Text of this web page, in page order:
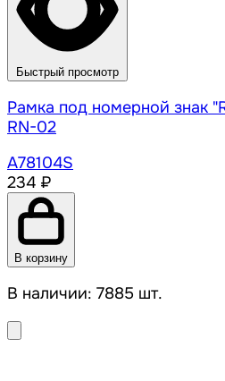
Быстрый просмотр
Рамка под номерной знак
RN-02
A78104S
234 ₽
В корзину
В наличии: 7885 шт.